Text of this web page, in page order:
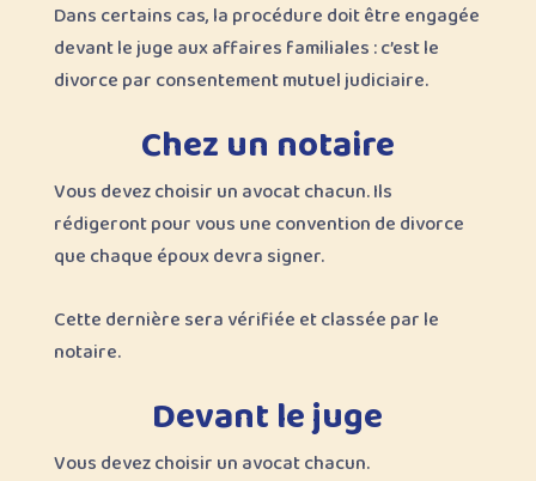
Dans certains cas, la procédure doit être engagée
devant le juge aux affaires familiales : c’est le
divorce par consentement mutuel judiciaire.
Chez un notaire
Vous devez choisir un avocat chacun. Ils
rédigeront pour vous une convention de divorce
que chaque époux devra signer.
Cette dernière sera vérifiée et classée par le
notaire.
Devant le juge
Vous devez choisir un avocat chacun.